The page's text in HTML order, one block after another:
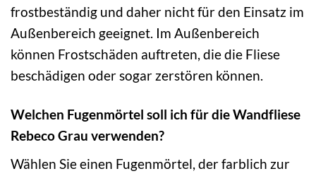
frostbeständig und daher nicht für den Einsatz im
Außenbereich geeignet. Im Außenbereich
können Frostschäden auftreten, die die Fliese
beschädigen oder sogar zerstören können.
Welchen Fugenmörtel soll ich für die Wandfliese
Rebeco Grau verwenden?
Wählen Sie einen Fugenmörtel, der farblich zur